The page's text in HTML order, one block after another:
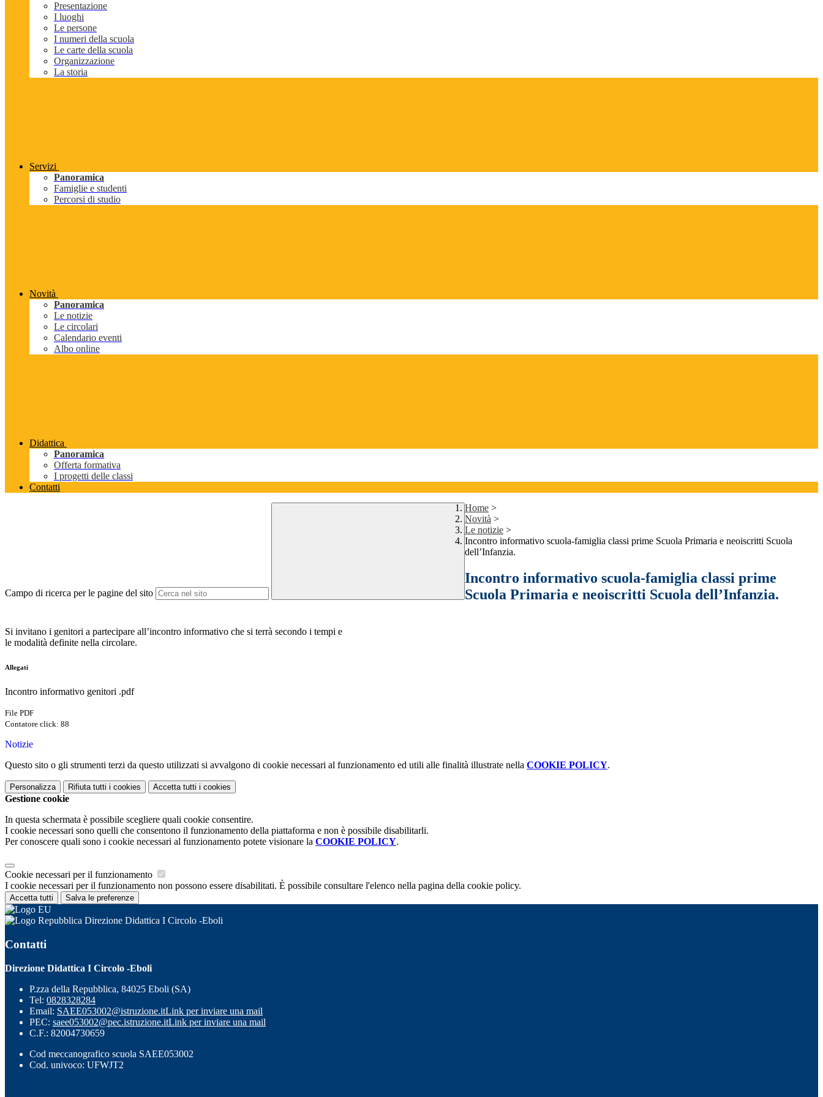
Presentazione
I luoghi
Le persone
I numeri della scuola
Le carte della scuola
Organizzazione
La storia
Servizi
Panoramica
Famiglie e studenti
Percorsi di studio
Novità
Panoramica
Le notizie
Le circolari
Calendario eventi
Albo online
Didattica
Panoramica
Offerta formativa
I progetti delle classi
Contatti
Campo di ricerca per le pagine del sito
Home >
Novità >
Le notizie >
Incontro informativo scuola-famiglia classi prime Scuola Primaria e neoiscritti Scuola
dell’Infanzia.
Incontro informativo scuola-famiglia classi prime
Scuola Primaria e neoiscritti Scuola dell’Infanzia.
Si invitano i genitori a partecipare all’incontro informativo che si terrà secondo i tempi e
le modalità definite nella circolare.
Allegati
Incontro informativo genitori .pdf
File PDF
Contatore click: 88
Notizie
Questo sito o gli strumenti terzi da questo utilizzati si avvalgono di cookie necessari al funzionamento ed utili alle finalità illustrate nella COOKIE POLICY.
Personalizza Rifiuta tutti i cookies Accetta tutti i cookies
Gestione cookie
In questa schermata è possibile scegliere quali cookie consentire.
I cookie necessari sono quelli che consentono il funzionamento della piattaforma e non è possibile disabilitarli.
Per conoscere quali sono i cookie necessari al funzionamento potete visionare la COOKIE POLICY.
Cookie necessari per il funzionamento
I cookie necessari per il funzionamento non possono essere disabilitati. È possibile consultare l'elenco nella pagina della cookie policy.
Accetta tutti Salva le preferenze
Direzione Didattica I Circolo -Eboli
Contatti
Direzione Didattica I Circolo -Eboli
P.zza della Repubblica, 84025 Eboli (SA)
Tel: 0828328284
Email: SAEE053002@istruzione.itLink per inviare una mail
PEC: saee053002@pec.istruzione.itLink per inviare una mail
C.F.: 82004730659
Cod meccanografico scuola SAEE053002
Cod. univoco: UFWJT2